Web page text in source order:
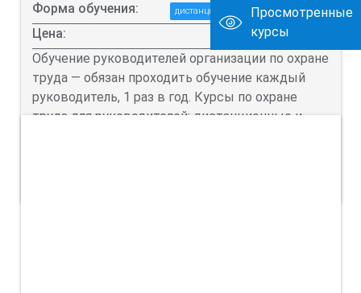
Форма обучения: дистанционная / очная / выездная
Цена: 2500 руб.
Обучение руководителей организации по охране
труда — обязан проходить обучение каждый
руководитель, 1 раз в год. Курсы по охране
труда для руководителей: дистанционные и
Просмотренные
курсы